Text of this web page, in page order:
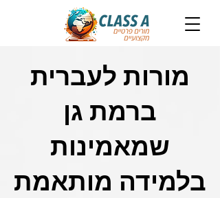
מורות לעברית
ברמת גן
שמאמינות
בלמידה מותאמת